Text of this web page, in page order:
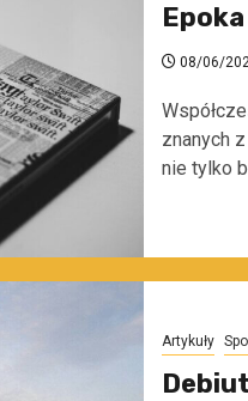
08/06/
znanych
nie tylko
Artykuły